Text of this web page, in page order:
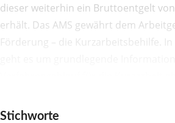
dieser weiterhin ein Bruttoentgelt
erhält. Das AMS gewährt dem
Förderung – die Kurzarbeitsbehilfe.
Stichworte